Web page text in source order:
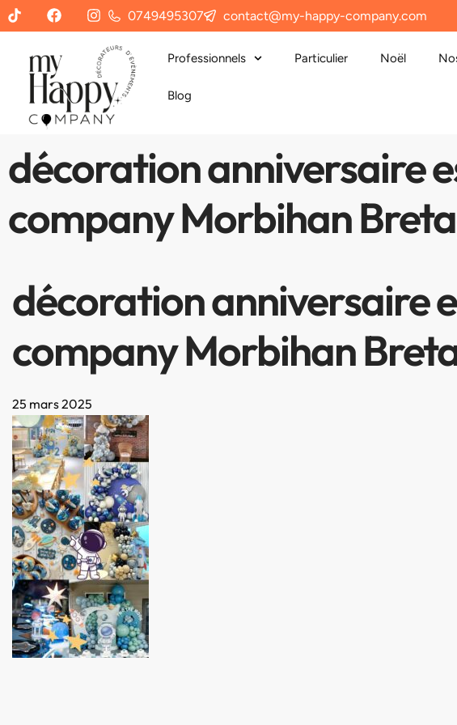
0749495307 contact@my-happy-company.com
Professionnels Particulier Noël
Blog
décoration anniversaire
company Morbihan
décoration anniversaire
company Morbihan
25 mars 2025